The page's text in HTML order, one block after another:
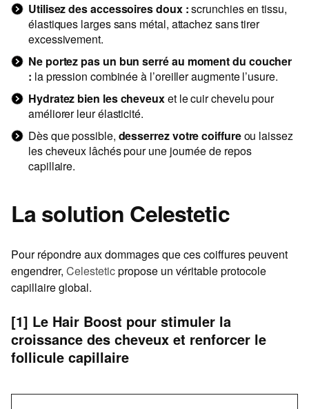
Utilisez des accessoires doux :scrunchies en tissu,
élastiques larges sans métal, attachez sans tirer
excessivement.
Ne portez pas un bun serré au moment du coucher
: la pression combinée à l’oreiller augmente l’usure.
Hydratez bien les cheveuxet le cuir chevelu pour
améliorer leur élasticité.
Dès que possible, desserrez votre coiffureou laissez
les cheveux lâchés pour une journée de repos
capillaire.
La solution Celestetic
Pour répondre aux dommages que ces coiffures peuvent
engendrer, Celesteticpropose un véritable protocole
capillaire global.
[1] Le Hair Boost pour stimuler la
croissance des cheveux et renforcer le
follicule capillaire